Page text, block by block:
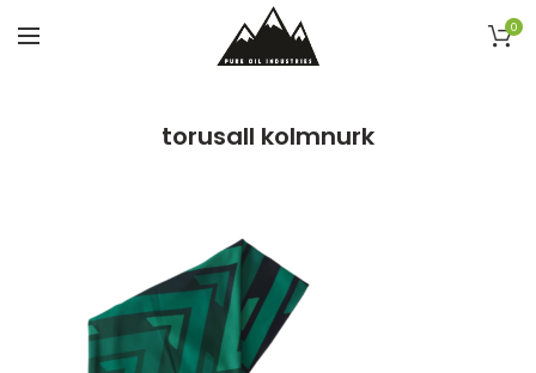
0
torusall kolmnurk